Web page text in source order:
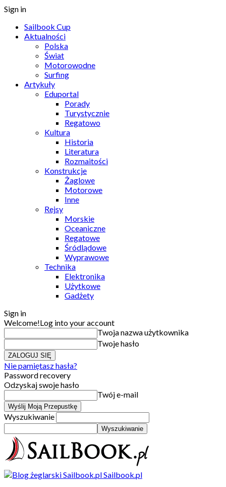
Sign in
Sailbook Cup
Aktualności
Polska
Świat
Motorowodne
Surfing
Artykuły
Eduportal
Porady
Turystycznie
Regatowo
Kultura
Historia
Literatura
Rozmaitości
Konstrukcje
Żaglowe
Motorowe
Inne
Rejsy
Morskie
Oceaniczne
Regatowe
Śródlądowe
Wyprawowe
Technika
Elektronika
Użytkowe
Gadżety
Sign in
Welcome!Log into your account
Twoja nazwa użytkownika
Twoje hasło
Nie pamiętasz hasła?
Password recovery
Odzyskaj swoje hasło
Twój e-mail
Wyszukiwanie
Sailbook.pl